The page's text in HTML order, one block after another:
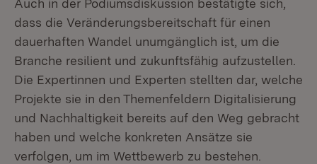
Auch in der Podiumsdiskussion bestätigte sich,
dass die Veränderungsbereitschaft für einen
dauerhaften Wandel unumgänglich ist, um die
Branche resilient und zukunftsfähig aufzustellen.
Die Expertinnen und Experten stellten dar, welche
Projekte sie in den Themenfeldern Digitalisierung
und Nachhaltigkeit bereits auf den Weg gebracht
haben und welche konkreten Ansätze sie
verfolgen, um im Wettbewerb zu bestehen.